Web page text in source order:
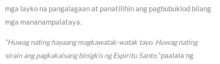
mga layko na pangalagaan at panatilihin ang pagbubuklod bilang
mga mananampalataya.
“Huwag nating hayaang magkawatak-watak tayo. Huwag nating
sirain ang pagkakaisang binigkis ng Espiritu Santo,”paalala ng